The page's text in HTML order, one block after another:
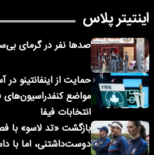
اینتیتر پلاس
صدها نفر در گرمای
حمایت از اینفانتینو
مواضع
انتخابات فیفا
بازگشت «تد لاسو» با
دوست‌داشتنی، اما با